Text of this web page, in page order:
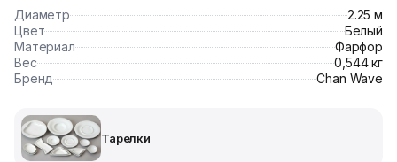
Диаметр
2.25 м
Цвет
Белый
Материал
Фарфор
Вес
0,544 кг
Бренд
Chan Wave
Тарелки